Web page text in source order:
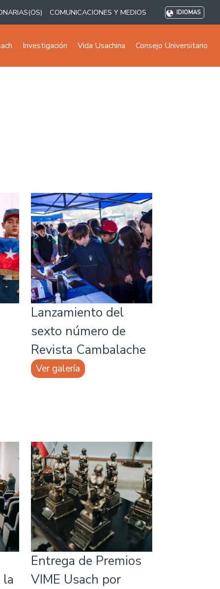
COMUNICACIONES Y MEDIOS IDIOMAS
Investigación Vida Usachina Consejo Universitario
Lanzamiento del
sexto número de
Revista Cambalache
Ver galería
Entrega de Premios
VIME Usach por